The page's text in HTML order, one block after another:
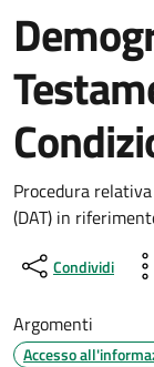
Dettagli
Procedura
(DAT) in
Condividi
Argomenti
Accesso